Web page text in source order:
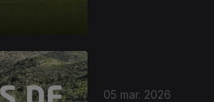
05 mar. 2026